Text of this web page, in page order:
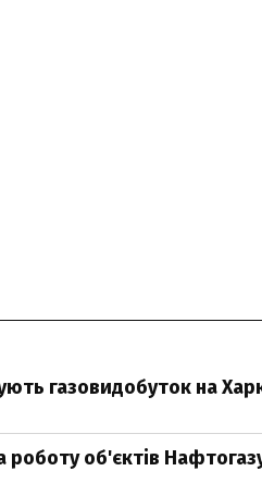
газовидобуток на
об'єктів